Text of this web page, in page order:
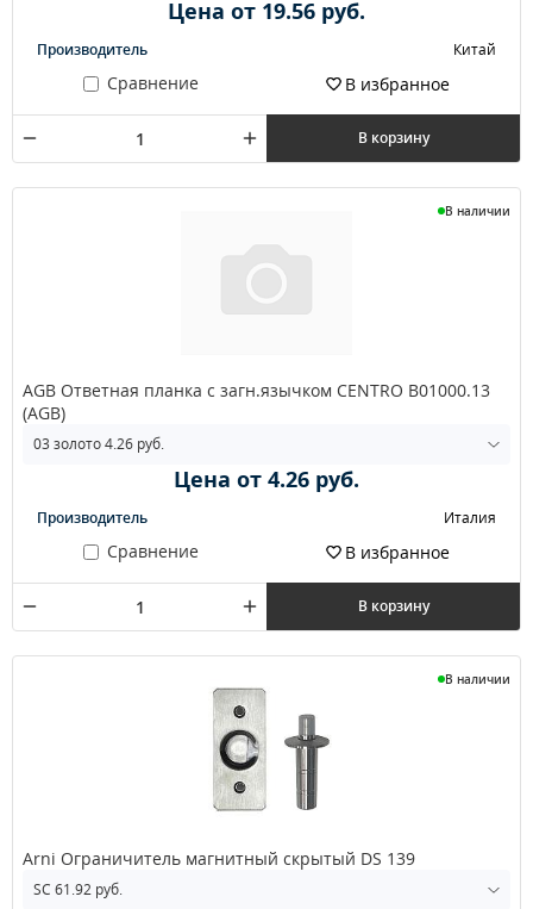
Цена от 19.56 руб.
Производитель Китай
Сравнение В избранное
В корзину
В наличии
AGB Ответная планка с загн.язычком CENTRO В01000.13
(AGB)
Цена от 4.26 руб.
Производитель Италия
Сравнение В избранное
В корзину
В наличии
Arni Ограничитель магнитный скрытый DS 139